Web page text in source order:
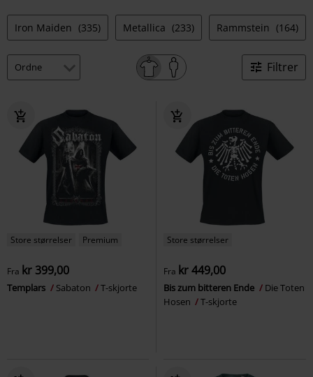
Iron Maiden (335) Metallica (233) Rammstein (164)
Filtrer
Store størrelser Premium
Fra kr 399,00
Templars Sabaton T-skjorte
Store størrelser
Fra kr 449,00
Bis zum bitteren Ende
Die Toten
Hosen
T-skjorte